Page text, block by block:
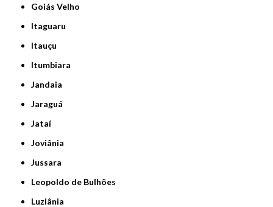
Goiás Velho
Itaguaru
Itauçu
Itumbiara
Jandaia
Jaraguá
Jataí
Joviânia
Jussara
Leopoldo de Bulhões
Luziânia